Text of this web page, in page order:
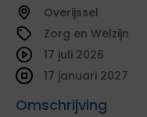
Overijssel
Zorg en Welzijn
Omschrijving
17 juli 2026
17 januari 2027